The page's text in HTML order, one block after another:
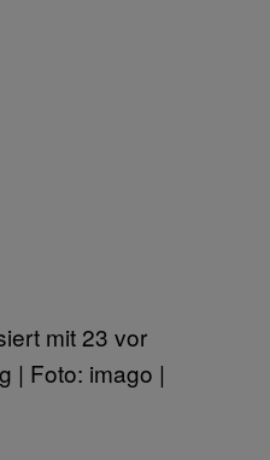
mit 23 vor
| Foto: imago |